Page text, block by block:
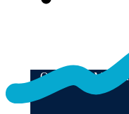
Qualität für